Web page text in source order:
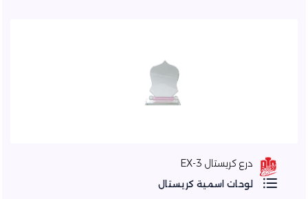
درع كريستال EX-3
لوحات اسمية كريستال